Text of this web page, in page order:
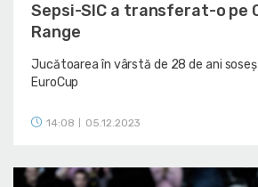
Sepsi-SIC a transferat-o pe
Range
Jucătoarea în vârstă de 28 de ani
EuroCup
14:08 05.12.2023